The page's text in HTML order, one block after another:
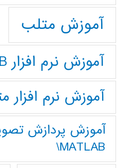
آموزش متلب
آموزش نرم افزار MATLAB
آموزش نرم افزار
آموزش پردازش
MATLAB\